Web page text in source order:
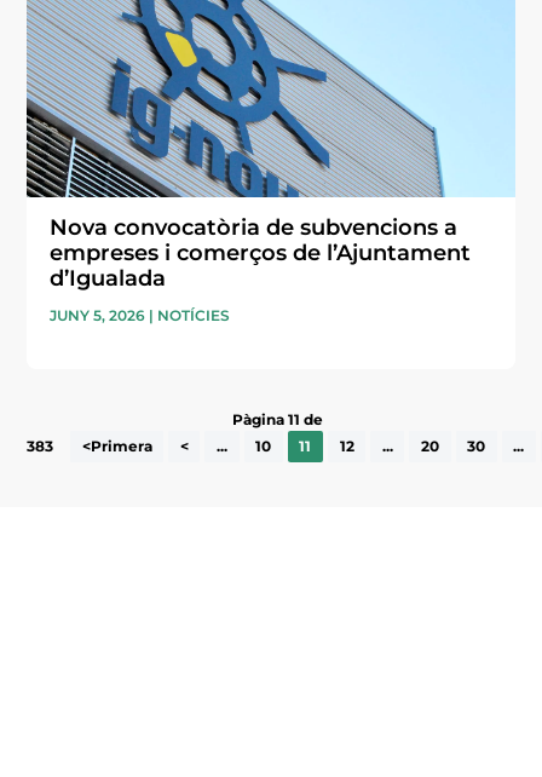
Nova convocatòria de subvencions a
empreses i comerços de l’Ajuntament
d’Igualada
JUNY 5, 2026 | NOTÍCIES
Pàgina 11 de
383
<Primera < ... 10 11 12 ... 20 30 ...